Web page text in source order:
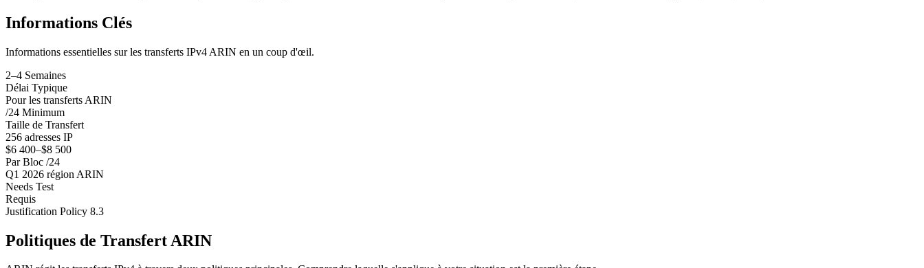
Informations Clés
Informations essentielles sur les transferts IPv4 ARIN en un coup d'œil.
2–4 Semaines
Délai Typique
Pour les transferts ARIN
/24 Minimum
Taille de Transfert
256 adresses IP
$6 400–$8 500
Par Bloc /24
Q1 2026 région ARIN
Needs Test
Requis
Justification Policy 8.3
Politiques de Transfert ARIN